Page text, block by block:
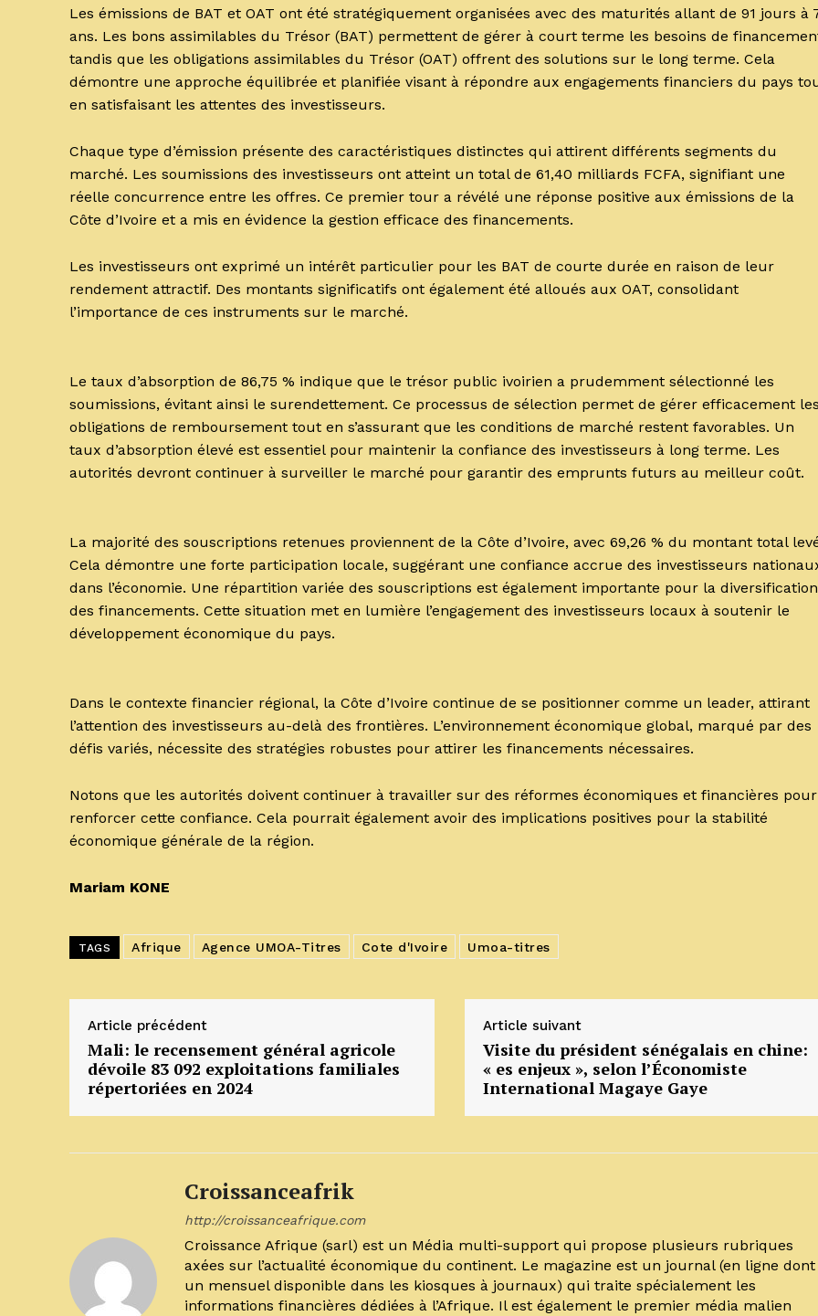
Les émissions de BAT et OAT ont été stratégiquement organisées avec des maturités allant de 91 jours à
ans. Les bons assimilables du Trésor (BAT) permettent de gérer à court terme les besoins de
tandis que les obligations assimilables du Trésor (OAT) offrent des solutions sur le long terme. Cela
démontre une approche équilibrée et planifiée visant à répondre aux engagements financiers du pays
en satisfaisant les attentes des investisseurs.
Chaque type d’émission présente des caractéristiques distinctes qui attirent différents segments du
marché. Les soumissions des investisseurs ont atteint un total de 61,40 milliards FCFA, signifiant une
réelle concurrence entre les offres. Ce premier tour a révélé une réponse positive aux émissions de la
Côte d’Ivoire et a mis en évidence la gestion efficace des financements.
Les investisseurs ont exprimé un intérêt particulier pour les BAT de courte durée en raison de leur
rendement attractif. Des montants significatifs ont également été alloués aux OAT, consolidant
l’importance de ces instruments sur le marché.
Le taux d’absorption de 86,75 % indique que le trésor public ivoirien a prudemment sélectionné les
soumissions, évitant ainsi le surendettement. Ce processus de sélection permet de gérer efficacement
obligations de remboursement tout en s’assurant que les conditions de marché restent favorables. Un
taux d’absorption élevé est essentiel pour maintenir la confiance des investisseurs à long terme. Les
autorités devront continuer à surveiller le marché pour garantir des emprunts futurs au meilleur coût.
La majorité des souscriptions retenues proviennent de la Côte d’Ivoire, avec 69,26 % du montant total
Cela démontre une forte participation locale, suggérant une confiance accrue des investisseurs
dans l’économie. Une répartition variée des souscriptions est également importante pour la diversification
des financements. Cette situation met en lumière l’engagement des investisseurs locaux à soutenir le
développement économique du pays.
Dans le contexte financier régional, la Côte d’Ivoire continue de se positionner comme un leader, attirant
l’attention des investisseurs au-delà des frontières. L’environnement économique global, marqué par des
défis variés, nécessite des stratégies robustes pour attirer les financements nécessaires.
Notons que les autorités doivent continuer à travailler sur des réformes économiques et financières pour
renforcer cette confiance. Cela pourrait également avoir des implications positives pour la stabilité
économique générale de la région.
Mariam KONE
TAGS Afrique Agence UMOA-Titres Cote d'Ivoire Umoa-titres
Article précédent
Mali: le recensement général agricole
dévoile 83 092 exploitations familiales
répertoriées en 2024
Article suivant
Visite du président sénégalais en chine:
« es enjeux », selon l’Économiste
International Magaye Gaye
Croissanceafrik
http://croissanceafrique.com
Croissance Afrique (sarl) est un Média multi-support qui propose plusieurs rubriques
axées sur l’actualité économique du continent. Le magazine est un journal (en ligne dont
un mensuel disponible dans les kiosques à journaux) qui traite spécialement les
informations financières dédiées à l’Afrique. Il est également le premier média malien